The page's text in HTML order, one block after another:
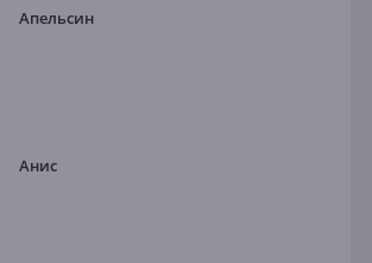
Апельсин
Анис